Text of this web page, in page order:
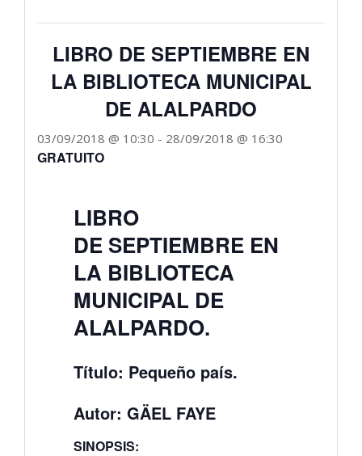
LIBRO DE SEPTIEMBRE EN
LA BIBLIOTECA MUNICIPAL
DE ALALPARDO
03/09/2018 @ 10:30 - 28/09/2018 @ 16:30
GRATUITO
LIBRO
DE SEPTIEMBRE EN
LA BIBLIOTECA
MUNICIPAL DE
ALALPARDO.
Título: Pequeño país.
Autor: GÄEL FAYE
SINOPSIS: